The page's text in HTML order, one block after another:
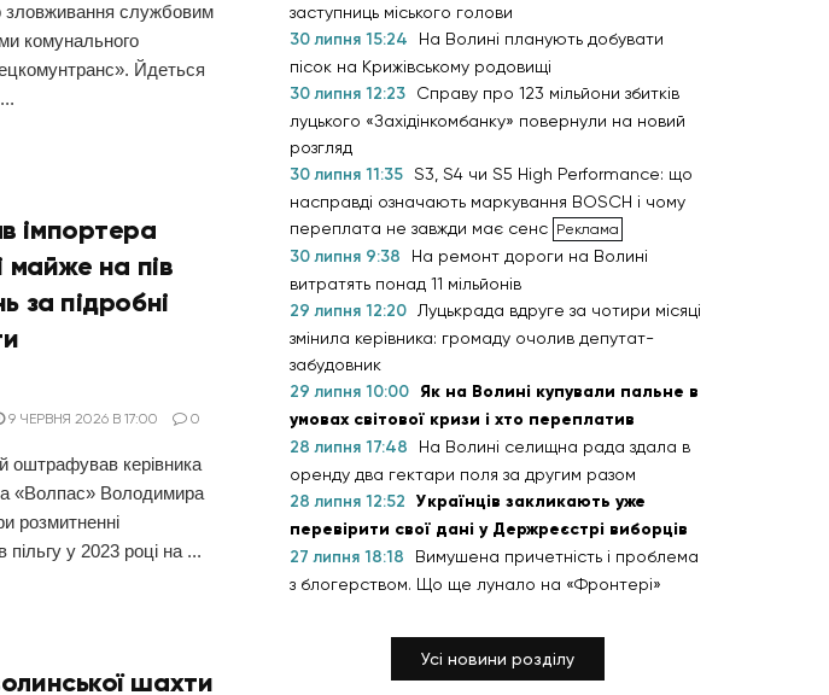
зловживання службовим
комунального
Йдеться
імпортера
майже на пів
за підробні
9 ЧЕРВНЯ 2026 В 17:00 0
оштрафував керівника
«Волпас» Володимира
розмитненні
пільгу у 2023 році на ...
шахти
заступниць міського голови
30 липня 15:24
На Волині планують добувати
пісок на Крижівському родовищі
30 липня 12:23
Справу про 123 мільйони збитків
луцького «Західінкомбанку» повернули на новий
розгляд
30 липня 11:35 S3, S4 чи S5 High Performance: що
насправді означають маркування BOSCH і чому
переплата не завжди має сенс
30 липня 9:38
На ремонт дороги на Волині
витратять понад 11 мільйонів
29 липня 12:20
Луцькрада вдруге за чотири місяці
змінила керівника: громаду очолив депутат-
забудовник
29 липня 10:00 Як на Волині купували пальне в
умовах світової кризи і хто переплатив
28 липня 17:48
На Волині селищна рада здала в
оренду два гектари поля за другим разом
28 липня 12:52 Українців закликають уже
перевірити свої дані у Держреєстрі виборців
27 липня 18:18
Вимушена причетність і проблема
з блогерством. Що ще лунало на «Фронтері»
Усі новини розділу